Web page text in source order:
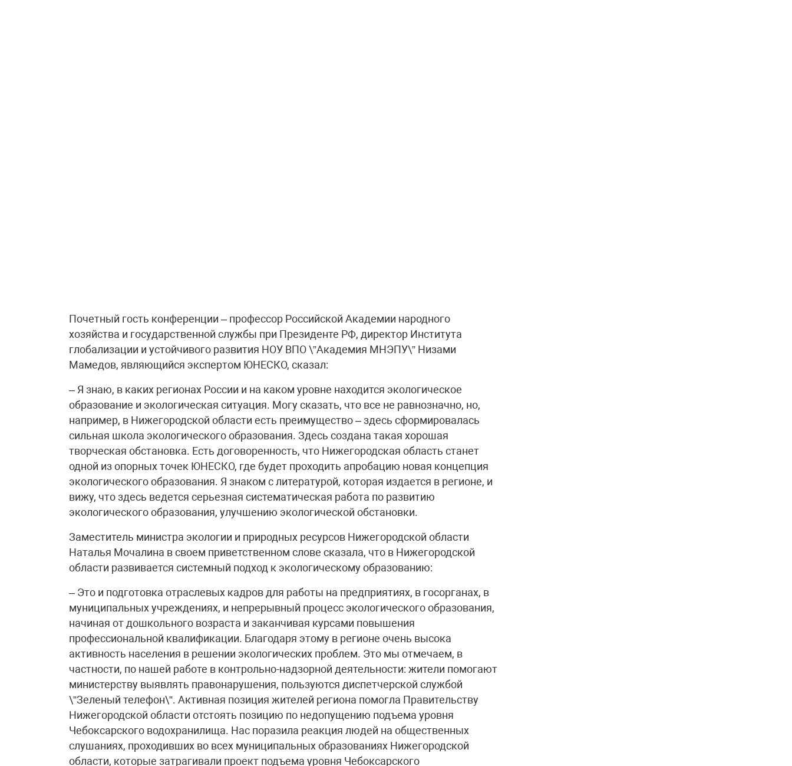
Почетный гость конференции – профессор Российской Академии народного
хозяйства и государственной службы при Президенте РФ, директор Института
глобализации и устойчивого развития НОУ ВПО \”Академия МНЭПУ\” Низами
Мамедов, являющийся экспертом ЮНЕСКО, сказал:
– Я знаю, в каких регионах России и на каком уровне находится экологическое
образование и экологическая ситуация. Могу сказать, что все не равнозначно, но,
например, в Нижегородской области есть преимущество – здесь сформировалась
сильная школа экологического образования. Здесь создана такая хорошая
творческая обстановка. Есть договоренность, что Нижегородская область станет
одной из опорных точек ЮНЕСКО, где будет проходить апробацию новая концепция
экологического образования. Я знаком с литературой, которая издается в регионе, и
вижу, что здесь ведется серьезная систематическая работа по развитию
экологического образования, улучшению экологической обстановки.
Заместитель министра экологии и природных ресурсов Нижегородской области
Наталья Мочалина в своем приветственном слове сказала, что в Нижегородской
области развивается системный подход к экологическому образованию:
– Это и подготовка отраслевых кадров для работы на предприятиях, в госорганах, в
муниципальных учреждениях, и непрерывный процесс экологического образования,
начиная от дошкольного возраста и заканчивая курсами повышения
профессиональной квалификации. Благодаря этому в регионе очень высока
активность населения в решении экологических проблем. Это мы отмечаем, в
частности, по нашей работе в контрольно-надзорной деятельности: жители помогают
министерству выявлять правонарушения, пользуются диспетчерской службой
\”Зеленый телефон\”. Активная позиция жителей региона помогла Правительству
Нижегородской области отстоять позицию по недопущению подъема уровня
Чебоксарского водохранилища. Нас поразила реакция людей на общественных
слушаниях, проходивших во всех муниципальных образованиях Нижегородской
области, которые затрагивали проект подъема уровня Чебоксарского